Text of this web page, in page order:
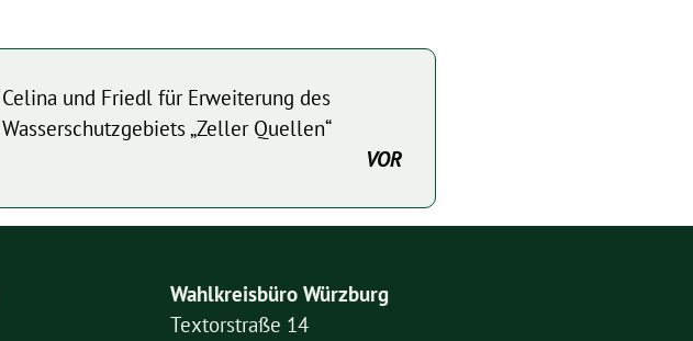
Celina und Friedl für Erweiterung des
Wasserschutzgebiets „Zeller Quellen“
VOR
Wahlkreisbüro Würzburg
Textorstraße 14